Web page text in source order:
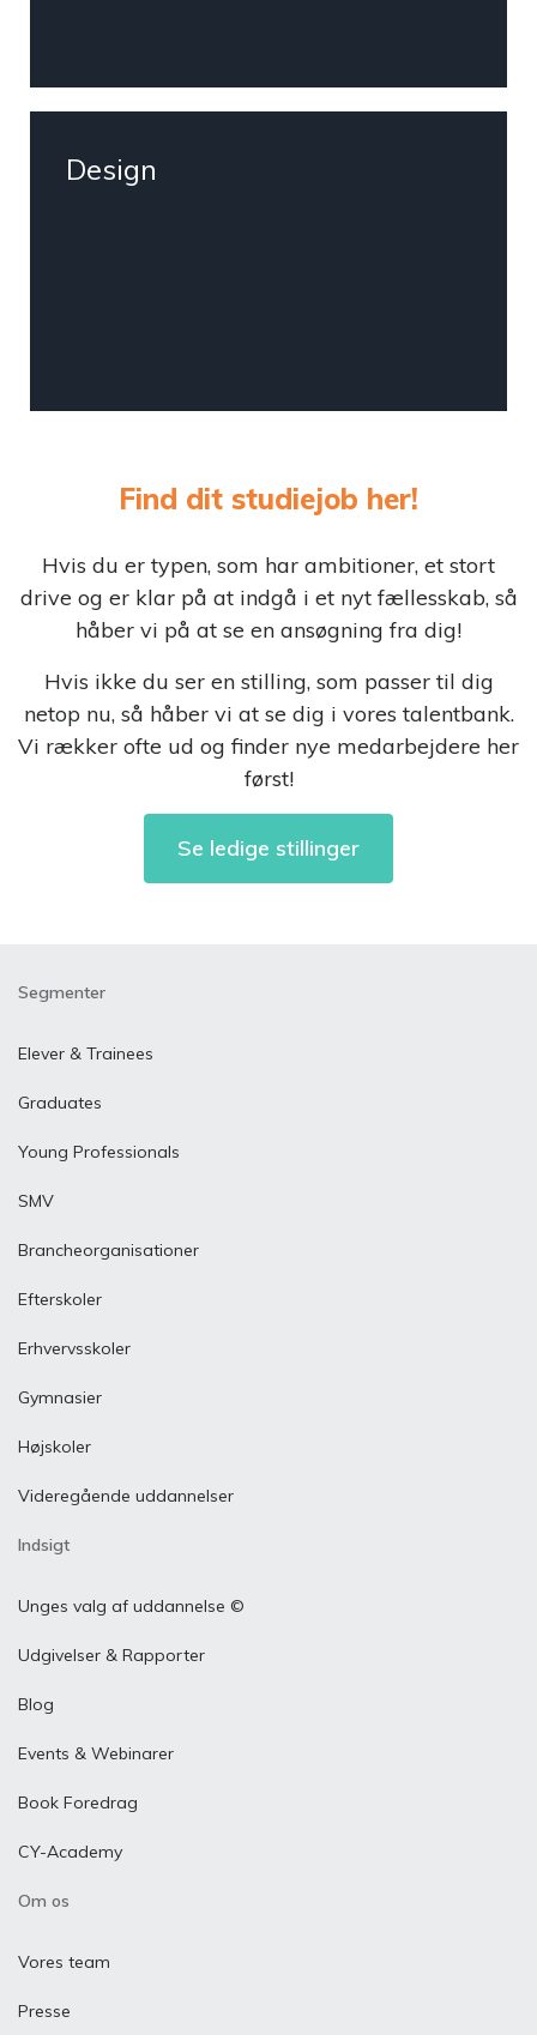
Design
Find dit studiejob her!
Hvis du er typen, som har ambitioner, et stort
drive og er klar på at indgå i et nyt fællesskab, så
håber vi på at se en ansøgning fra dig!
Hvis ikke du ser en stilling, som passer til dig
netop nu, så håber vi at se dig i vores talentbank.
Vi rækker ofte ud og finder nye medarbejdere her
først!
Se ledige stillinger
Segmenter
Elever & Trainees
Graduates
Young Professionals
SMV
Brancheorganisationer
Efterskoler
Erhvervsskoler
Gymnasier
Højskoler
Videregående uddannelser
Indsigt
Unges valg af uddannelse ©
Udgivelser & Rapporter
Blog
Events & Webinarer
Book Foredrag
CY-Academy
Om os
Vores team
Presse